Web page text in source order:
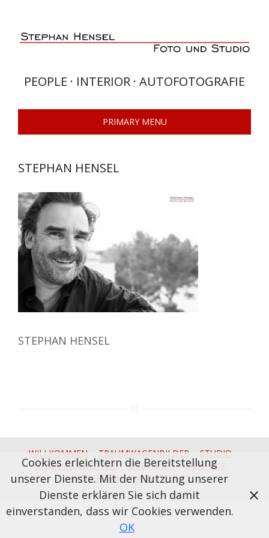
content
PEOPLE · INTERIOR · AUTOFOTOGRAFIE
PRIMARY MENU
STEPHAN HENSEL
STEPHAN HENSEL
WILLKOMMEN TRAUMWAGENBILDER
STUDIO
STAGE / BACKSTAGE
ÜBER MICH
KONTAKT
IMPRESSUM
DATENSCHUTZ
Cookies erleichtern die Bereitstellung
unserer Dienste. Mit der Nutzung unserer
Dienste erklären Sie sich damit
einverstanden, dass wir Cookies verwenden.
OK